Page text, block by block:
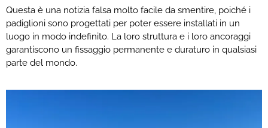
Questa è una notizia falsa molto facile da smentire, poiché i
padiglioni sono progettati per poter essere installati in un
luogo in modo indefinito. La loro struttura e i loro ancoraggi
garantiscono un fissaggio permanente e duraturo in qualsiasi
parte del mondo.